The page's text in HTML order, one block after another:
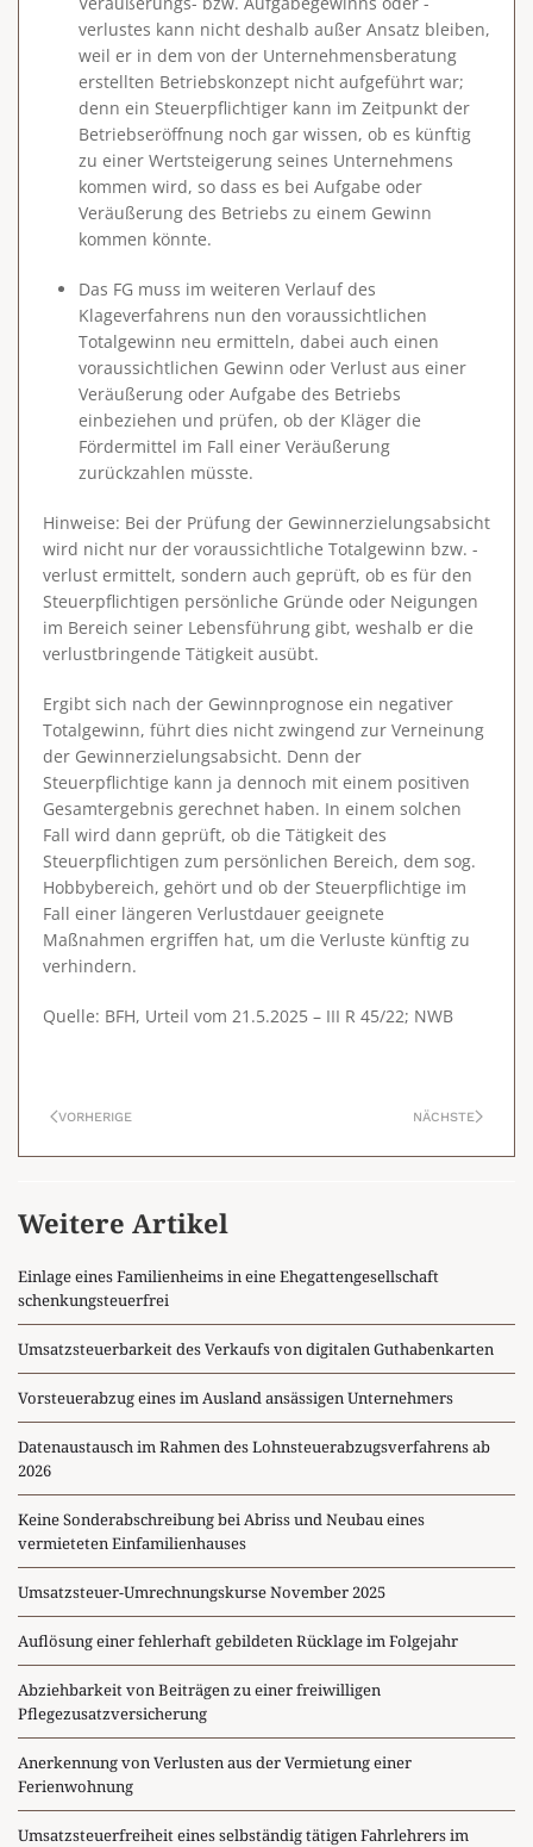
verlustes kann nicht deshalb außer Ansatz bleiben,
weil er in dem von der Unternehmensberatung
erstellten Betriebskonzept nicht aufgeführt war;
denn ein Steuerpflichtiger kann im Zeitpunkt der
Betriebseröffnung noch gar wissen, ob es künftig
zu einer Wertsteigerung seines Unternehmens
kommen wird, so dass es bei Aufgabe oder
Veräußerung des Betriebs zu einem Gewinn
kommen könnte.
Das FG muss im weiteren Verlauf des
Klageverfahrens nun den voraussichtlichen
Totalgewinn neu ermitteln, dabei auch einen
voraussichtlichen Gewinn oder Verlust aus einer
Veräußerung oder Aufgabe des Betriebs
einbeziehen und prüfen, ob der Kläger die
Fördermittel im Fall einer Veräußerung
zurückzahlen müsste.
Hinweise: Bei der Prüfung der Gewinnerzielungsabsicht
wird nicht nur der voraussichtliche Totalgewinn bzw. -
verlust ermittelt, sondern auch geprüft, ob es für den
Steuerpflichtigen persönliche Gründe oder Neigungen
im Bereich seiner Lebensführung gibt, weshalb er die
verlustbringende Tätigkeit ausübt.
Ergibt sich nach der Gewinnprognose ein negativer
Totalgewinn, führt dies nicht zwingend zur Verneinung
der Gewinnerzielungsabsicht. Denn der
Steuerpflichtige kann ja dennoch mit einem positiven
Gesamtergebnis gerechnet haben. In einem solchen
Fall wird dann geprüft, ob die Tätigkeit des
Steuerpflichtigen zum persönlichen Bereich, dem sog.
Hobbybereich, gehört und ob der Steuerpflichtige im
Fall einer längeren Verlustdauer geeignete
Maßnahmen ergriffen hat, um die Verluste künftig zu
verhindern.
Quelle: BFH, Urteil vom 21.5.2025 – III R 45/22; NWB
VORHERIGE NÄCHSTE
Weitere Artikel
Einlage eines Familienheims in eine Ehegattengesellschaft
schenkungsteuerfrei
Umsatzsteuerbarkeit des Verkaufs von digitalen Guthabenkarten
Vorsteuerabzug eines im Ausland ansässigen Unternehmers
Datenaustausch im Rahmen des Lohnsteuerabzugsverfahrens ab
2026
Keine Sonderabschreibung bei Abriss und Neubau eines
vermieteten Einfamilienhauses
Umsatzsteuer-Umrechnungskurse November 2025
Auflösung einer fehlerhaft gebildeten Rücklage im Folgejahr
Abziehbarkeit von Beiträgen zu einer freiwilligen
Pflegezusatzversicherung
Anerkennung von Verlusten aus der Vermietung einer
Ferienwohnung
Umsatzsteuerfreiheit eines selbständig tätigen Fahrlehrers im